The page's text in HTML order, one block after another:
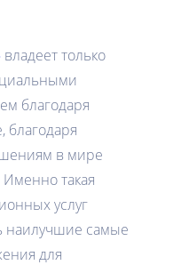
владеет только
благодаря
благодаря
в мире
такая
услуг
наилучшие самые
для